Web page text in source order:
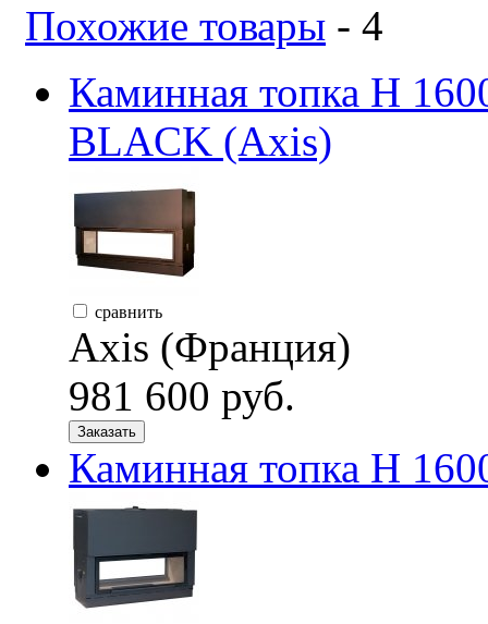
Похожие товары - 4
Каминная топка H
BLACK (Axis)
сравнить
Axis (Франция)
981 600 руб.
Заказать
Каминная топка H